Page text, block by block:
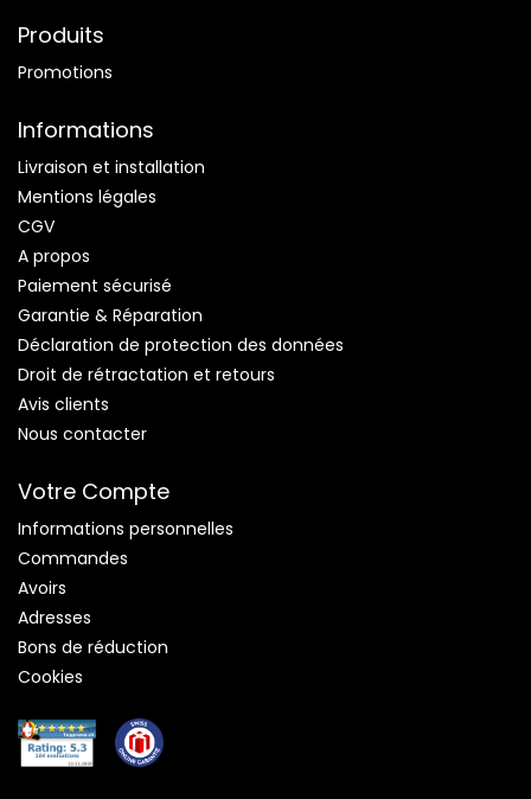
Produits
Promotions
Informations
Livraison et installation
Mentions légales
CGV
A propos
Paiement sécurisé
Garantie & Réparation
Déclaration de protection des données
Droit de rétractation et retours
Avis clients
Nous contacter
Votre Compte
Informations personnelles
Commandes
Avoirs
Adresses
Bons de réduction
Cookies